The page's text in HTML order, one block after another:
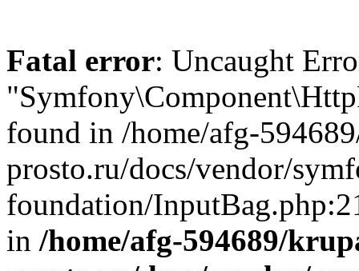
Fatal error: Uncaught
found in /home/afg-
prosto.ru/docs/vendor/
foundation/
in /home/afg-594689/